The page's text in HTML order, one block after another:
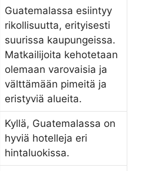
Guatemalassa esiintyy
rikollisuutta, erityisesti
suurissa kaupungeissa.
Matkailijoita kehotetaan
olemaan varovaisia ja
välttämään pimeitä ja
eristyviä alueita.
Kyllä, Guatemalassa on
hyviä hotelleja eri
hintaluokissa.